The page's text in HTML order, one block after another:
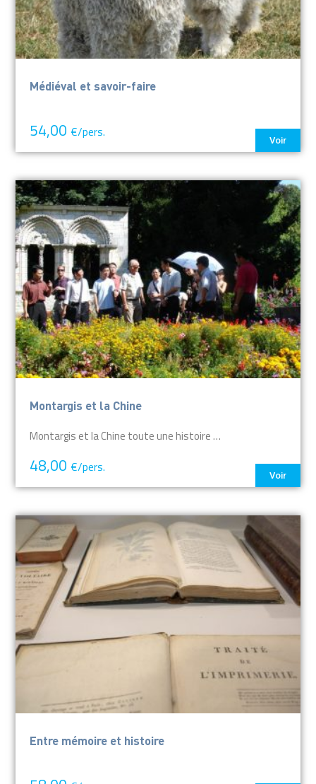
Médiéval et savoir-faire
54,00 €/pers.
Voir
Montargis et la Chine
Montargis et la Chine toute une histoire …
48,00 €/pers.
Voir
Entre mémoire et histoire